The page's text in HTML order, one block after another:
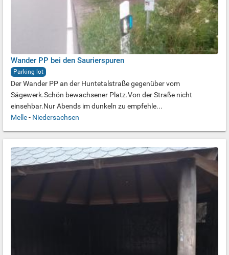
Wander PP bei den Saurierspuren
Parking lot
Der Wander PP an der Huntetalstraße gegenüber vom
Sägewerk.Schön bewachsener Platz.Von der Straße nicht
einsehbar.Nur Abends im dunkeln zu empfehle...
Melle- Niedersachsen